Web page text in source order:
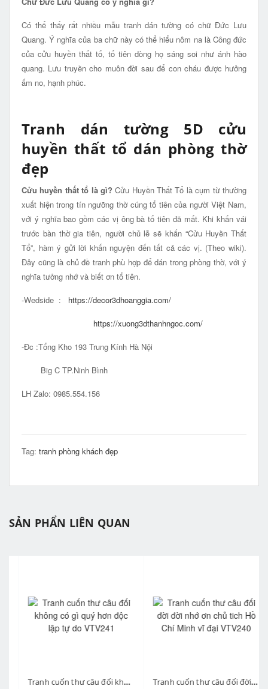
Có thể thấy rất nhiều mẫu tranh dán tường có chữ Đức Lưu
Quang. Ý nghĩa của ba chữ này có thể hiểu nôm na là Công đức
của cửu huyền thất tổ, tổ tiên dòng họ sáng soi như ánh hào
quang. Lưu truyền cho muôn đời sau để con cháu được hưởng
ấm no, hạnh phúc.
Tranh dán tường 5D cửu
huyền thất tổ dán phòng thờ
đẹp
Cửu huyền thất tổ là gì? Cửu Huyền Thất Tổ là cụm từ thường
xuất hiện trong tín ngưỡng thờ cúng tổ tiên của người Việt Nam,
với ý nghĩa bao gồm các vị ông bà tổ tiên đã mất. Khi khấn vái
trước bàn thờ gia tiên, người chủ lễ sẽ khấn “Cửu Huyền Thất
Tổ”, hàm ý gửi lời khấn nguyện đến tất cả các vị. (Theo wiki).
Đây cũng là chủ đề tranh phù hợp để dán trong phòng thờ, với ý
nghĩa tưởng nhớ và biết ơn tổ tiên.
-Wedside : https://decor3dhoanggia.com/
https://xuong3dthanhngoc.com/
-Đc :Tổng Kho 193 Trung Kính Hà Nội
Big C TP.Ninh Bình
LH Zalo: 0985.554.156
Tag: tranh phòng khách đẹp
SẢN PHẨN LIÊN QUAN
Tranh cuốn thư câu đối không có gì quý hơn độc lập tự do VTV241 Tranh cuốn thư câu đối đời đời nhớ ơn chủ tich Hồ Chí Minh vĩ đại VTV240